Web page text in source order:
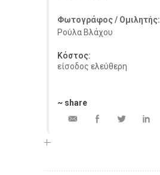
Φωτογράφος / Ομιλητής:
Ρούλα Βλάχου
Κόστος:
είσοδος ελεύθερη
~ share